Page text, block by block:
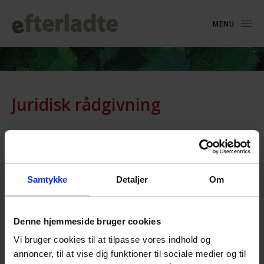
Samtykke Detaljer Om
Denne hjemmeside bruger cookies
Vi bruger cookies til at tilpasse vores indhold og
annoncer, til at vise dig funktioner til sociale medier og til
MENU
Juridisk rådgivning